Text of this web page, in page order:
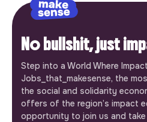
No bullshit, just
Step into a World Where
Jobs_that_makesense, the
the social and solidarity
offers of the region’s impact
opportunity to join us and